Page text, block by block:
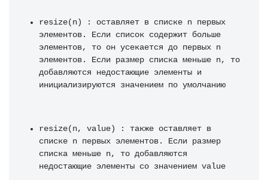
resize(n) : оставляет в списке n первых
элементов. Если список содержит больше
элементов, то он усекается до первых n
элементов. Если размер списка меньше n, то
добавляются недостающие элементы и
инициализируются значением по умолчанию
resize(n, value) : также оставляет в
списке n первых элементов. Если размер
списка меньше n, то добавляются
недостающие элементы со значением value